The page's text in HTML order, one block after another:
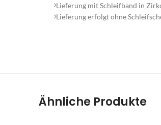
Lieferung mit Schleifband in
Lieferung erfolgt ohne
Ähnliche Produkte